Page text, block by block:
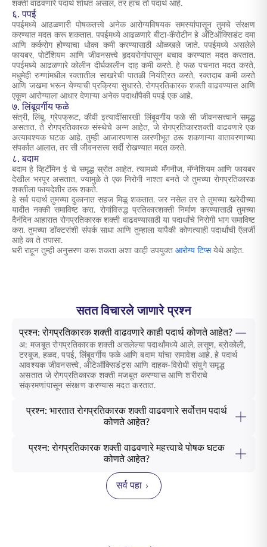
शक्ती वाढवणारे पदार्थशोधत असाल, तर हाच तो पदार्थ आहे.
६. पपई
पपईमध्ये आढळणारी पोषकतत्त्वे अनेक आरोग्यविषयक समस्यांपासून तुमचे संरक्षण
करण्यात मदत करू शकतात. पपईमध्ये आढळणारे बीटा-कॅरोटीन हे अँटिऑक्सिडंट दमा
आणि कर्करोग होण्याचा धोका कमी करण्यासाठी ओळखले जाते. पपईमध्ये असलेले
फायबर, पोटॅशियम आणि जीवनसत्त्वे हृदयरोगांपासून बचाव करण्यात मदत करतात.
पपईमध्ये आढळणारे कोलीन दीर्घकालीन दाह कमी करते. हे फळ पचनात मदत करते,
मधुमेही रुग्णांमधील रक्तातील साखरेची पातळी नियंत्रित करते, रक्तदाब कमी करते
आणि जखमा भरून येण्याची प्रक्रिया सुधारते. रोगप्रतिकारक शक्ती वाढवण्यास आणि
एकूण आरोग्याला आधार देणाऱ्या अनेक पदार्थांपैकी पपई एक आहे.
७. लिंबूवर्गीय फळे
संत्री, लिंबू, ग्रेपफ्रूट, कीवी इत्यादींसारखी लिंबूवर्गीय फळे सी जीवनसत्त्वाने समृद्ध
असतात. ते रोगप्रतिकारक संस्थेचे अन्न आहेत, जे रोगप्रतिकारशक्ती वाढवणारे एक
अत्यावश्यक घटक आहे. तुम्ही आजारपणास कारणीभूत ठरू शकणाऱ्या वातावरणाच्या
संपर्कात आलात, तर सी जीवनसत्त्व सर्दी रोखण्यात मदत करते.
८. बदाम
बदाम हे व्हिटॅमिन ई चे समृद्ध स्रोत आहेत. त्यामध्ये मॅंगनीज, मॅग्नेशियम आणि फायबर
देखील भरपूर असतात, ज्यामुळे ते एक निरोगी नाश्ता बनते जे तुमच्या रोगप्रतिकारक
शक्तीला फायदेशीर ठरू शकते.
हे सर्व पदार्थ तुमच्या दुकानात सहज मिळू शकतात. जर नसेल तर ते तुमच्या खरेदीच्या
यादीत नक्की समाविष्ट करा. रोगांविरुद्ध प्रतिकारशक्ती निर्माण करण्यासाठी तुमच्या
दैनंदिन आहारात रोगप्रतिकारक शक्ती वाढवण्यासाठी या पदार्थांचे निरोगी भाग समाविष्ट
करा. तुमच्या डॉक्टरांशी संपर्क साधा आणि तुम्हाला यापैकी कोणत्याही पदार्थांची ऍलर्जी
आहे का ते तपासा.
घरी राहून तुम्ही अनुसरण करू शकता अशा काही उपयुक्त आरोग्य टिप्सयेथे आहेत.
सतत विचारले जाणारे प्रश्न
प्रश्न: रोगप्रतिकारक शक्ती वाढवणारे काही पदार्थ कोणते आहेत?
अ: मजबूत रोगप्रतिकारक शक्ती असलेल्या पदार्थांमध्ये आले, लसूण, ब्रोकोली,
टरबूज, हळद, पपई, लिंबूवर्गीय फळे आणि बदाम यांचा समावेश आहे. हे पदार्थ
आवश्यक जीवनसत्त्वे, अँटिऑक्सिडंट्स आणि दाहक-विरोधी संयुगे समृद्ध
असतात जे रोगप्रतिकारक शक्ती मजबूत करण्यास आणि शरीराचे
संक्रमणांपासून संरक्षण करण्यास मदत करतात.
प्रश्न: भारतात रोगप्रतिकारक शक्ती वाढवणारे सर्वोत्तम पदार्थ
कोणते आहेत?
प्रश्न: रोगप्रतिकारक शक्ती वाढवणारे महत्त्वाचे पोषक घटक
कोणते आहेत?
सर्व पहा